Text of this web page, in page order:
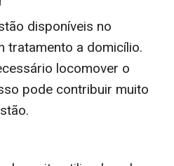
disponíveis no
tratamento a domicílio.
locomover o
pode contribuir muito